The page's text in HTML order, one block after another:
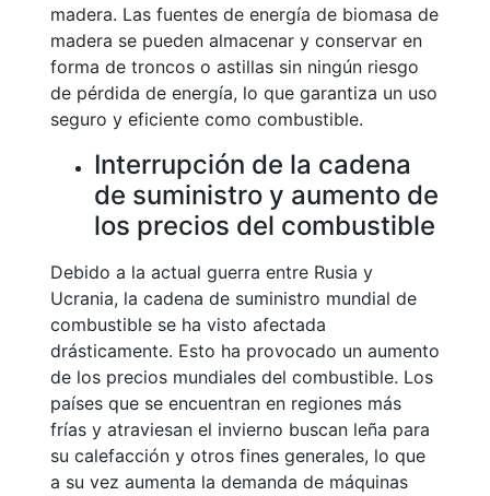
madera. Las fuentes de energía de biomasa de
madera se pueden almacenar y conservar en
forma de troncos o astillas sin ningún riesgo
de pérdida de energía, lo que garantiza un uso
seguro y eficiente como combustible.
Interrupción de la cadena
de suministro y aumento de
los precios del combustible
Debido a la actual guerra entre Rusia y
Ucrania, la cadena de suministro mundial de
combustible se ha visto afectada
drásticamente. Esto ha provocado un aumento
de los precios mundiales del combustible. Los
países que se encuentran en regiones más
frías y atraviesan el invierno buscan leña para
su calefacción y otros fines generales, lo que
a su vez aumenta la demanda de máquinas